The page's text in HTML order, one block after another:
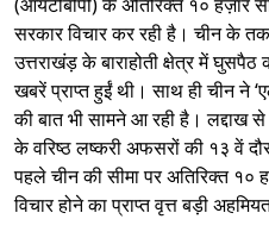
सरकार विचार कर रही है। चीन के
उत्तराखंड़ के बाराहोती क्षेत्र में
खबरें प्राप्त हुईं थी। साथ ही चीन ने
की बात भी सामने आ रही है। लद्दाख
के वरिष्ठ लष्करी अफसरों की १३ वें
पहले चीन की सीमा पर अतिरिक्त १०
विचार होने का प्राप्त वृत्त बड़ी